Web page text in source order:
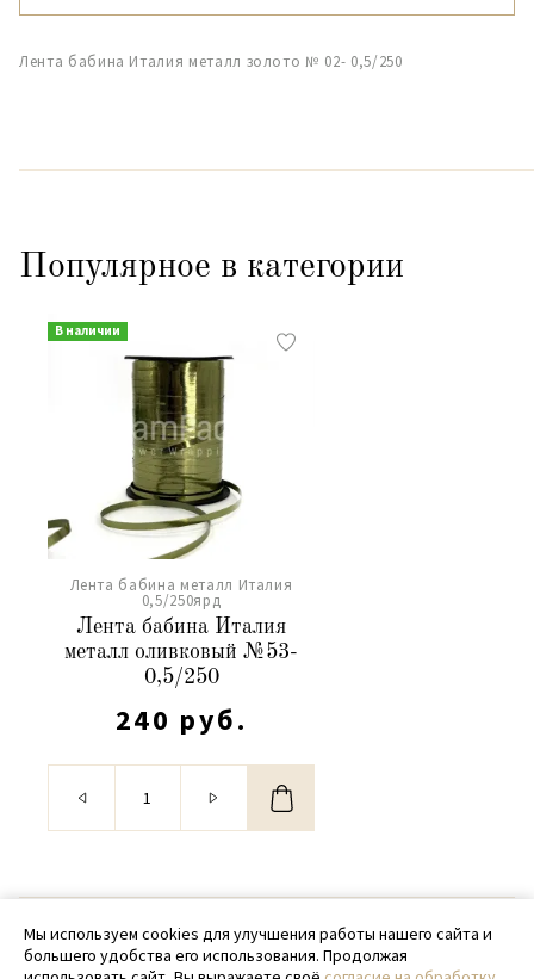
Лента бабина Италия металл золото № 02- 0,5/250
Популярное в категории
В наличии
Лента бабина металл Италия
0,5/250ярд
Лента бабина Италия
металл оливковый №53-
0,5/250
240 руб.
© 2020 - 2026 SamPack
+ 7 (918) 699-97-87
Мы используем cookies для улучшения работы нашего сайта и
большего удобства его использования. Продолжая